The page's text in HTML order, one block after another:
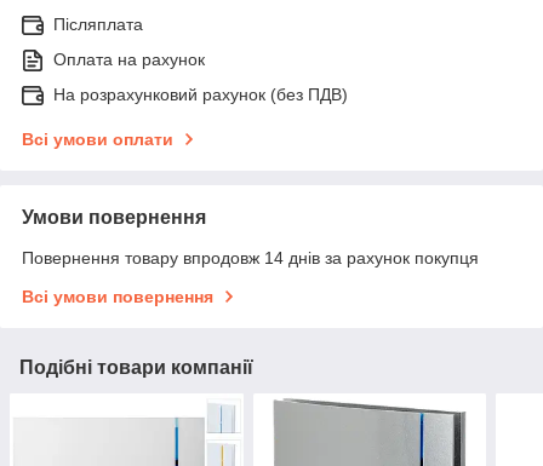
Післяплата
Оплата на рахунок
На розрахунковий рахунок (без ПДВ)
Всі умови оплати
Умови повернення
Повернення товару впродовж 14 днів за рахунок покупця
Всі умови повернення
Подібні товари компанії